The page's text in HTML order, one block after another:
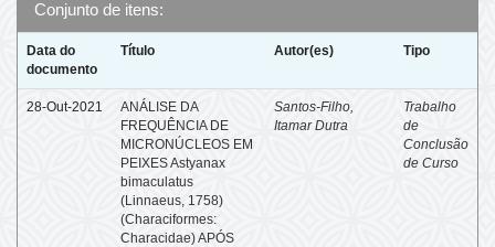
Conjunto de itens:
Data do
documento
Título Autor(es) Tipo
28-Out-2021
ANÁLISE DA
FREQUÊNCIA DE
MICRONÚCLEOS EM
PEIXES Astyanax
bimaculatus
(Linnaeus, 1758)
(Characiformes:
Characidae) APÓS
Santos-Filho,
Itamar Dutra
Trabalho
de
Conclusão
de Curso